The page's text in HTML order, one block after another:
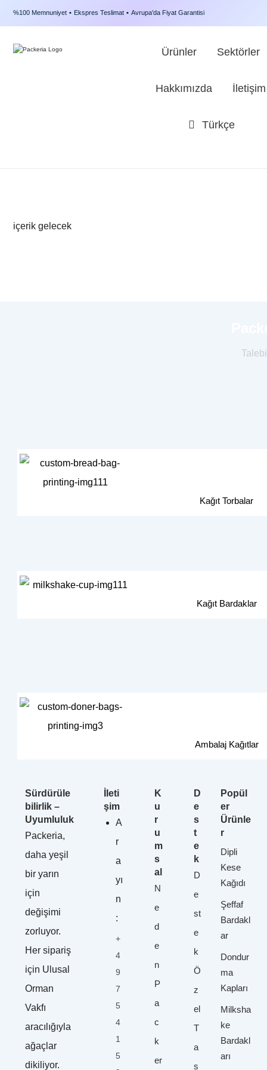
%100 Memnuniyet • Ekspres Teslimat • Avrupa'da Fiyat Garantisi
Ürünler Sektörler
Hakkımızda İletişim
Türkçe
içerik gelecek
Kağıt Torbalar
Kağıt Bardaklar
Ambalaj Kağıtlar
Sürdürüle
bilirlik –
Uyumluluk
Packeria,
daha yeşil
bir yarın
için
değişimi
zorluyor.
Her sipariş
için Ulusal
Orman
Vakfı
aracılığıyla
ağaçlar
dikiliyor.
İleti
şim
A
r
a
yı
n
:
+
4
9
7
5
4
1
5
K
u
r
u
m
s
al
N
e
d
e
n
P
a
c
k
er
D
e
s
t
e
k
D
e
st
e
k
Ö
z
el
T
a
s
Popül
er
Ürünle
r
Dipli
Kese
Kağıdı
Şeffaf
Bardakl
ar
Dondur
ma
Kapları
Milksha
ke
Bardakl
arı